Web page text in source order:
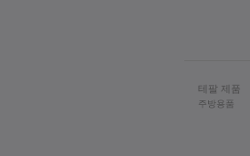
테팔 제품
주방용품